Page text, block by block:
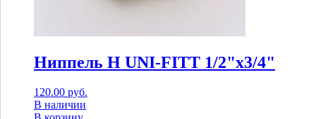
Ниппель Н UNI-FITT 1/2"x3/4"
120.00 руб.
В наличии